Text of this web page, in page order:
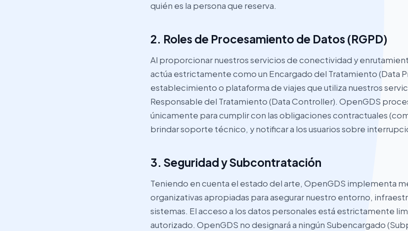
quién es la persona que reserva.
2. Roles de Procesamiento de Datos (RGPD)
Al proporcionar nuestros servicios de conectividad y
actúa estrictamente como un Encargado del Tratamiento (Data
establecimiento o plataforma de viajes que utiliza nuestros
Responsable del Tratamiento (Data Controller). OpenGDS
únicamente para cumplir con las obligaciones contractuales
brindar soporte técnico, y notificar a los usuarios sobre
3. Seguridad y Subcontratación
Teniendo en cuenta el estado del arte, OpenGDS implementa
organizativas apropiadas para asegurar nuestro entorno,
sistemas. El acceso a los datos personales está estrictamente
autorizado. OpenGDS no designará a ningún Subencargado